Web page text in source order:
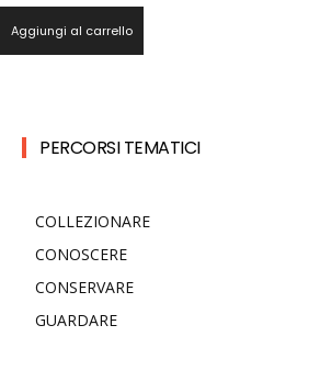
Aggiungi al carrello
PERCORSI TEMATICI
COLLEZIONARE
CONOSCERE
CONSERVARE
GUARDARE